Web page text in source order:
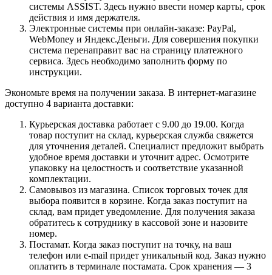
системы ASSIST. Здесь нужно ввести номер карты, срок
действия и имя держателя.
Электронные системы при онлайн-заказе: PayPal,
WebMoney и Яндекс.Деньги. Для совершения покупки
система перенаправит вас на страницу платежного
сервиса. Здесь необходимо заполнить форму по
инструкции.
Экономьте время на получении заказа. В интернет-магазине
доступно 4 варианта доставки:
Курьерская доставка работает с 9.00 до 19.00. Когда
товар поступит на склад, курьерская служба свяжется
для уточнения деталей. Специалист предложит выбрать
удобное время доставки и уточнит адрес. Осмотрите
упаковку на целостность и соответствие указанной
комплектации.
Самовывоз из магазина. Список торговых точек для
выбора появится в корзине. Когда заказ поступит на
склад, вам придет уведомление. Для получения заказа
обратитесь к сотруднику в кассовой зоне и назовите
номер.
Постамат. Когда заказ поступит на точку, на ваш
телефон или e-mail придет уникальный код. Заказ нужно
оплатить в терминале постамата. Срок хранения — 3